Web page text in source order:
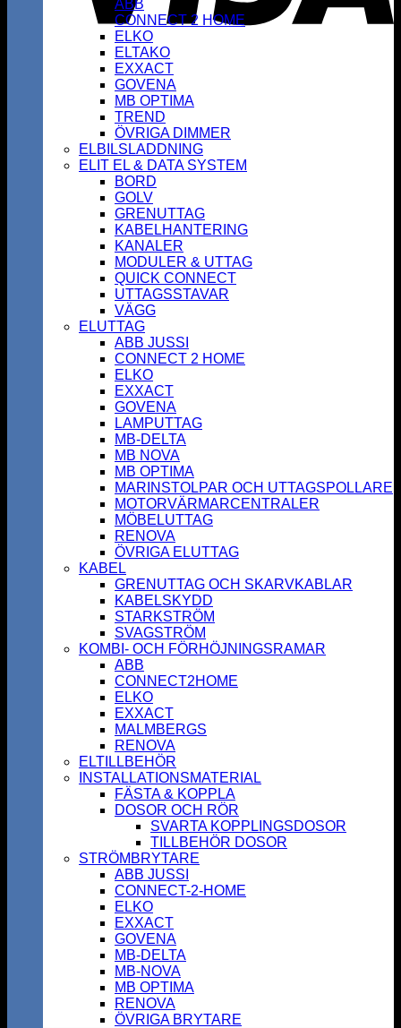
ABB
CONNECT 2 HOME
ELKO
ELTAKO
EXXACT
GOVENA
MB OPTIMA
TREND
ÖVRIGA DIMMER
ELBILSLADDNING
ELIT EL & DATA SYSTEM
BORD
GOLV
GRENUTTAG
KABELHANTERING
KANALER
MODULER & UTTAG
QUICK CONNECT
UTTAGSSTAVAR
VÄGG
ELUTTAG
ABB JUSSI
CONNECT 2 HOME
ELKO
EXXACT
GOVENA
LAMPUTTAG
MB-DELTA
MB NOVA
MB OPTIMA
MARINSTOLPAR OCH UTTAGSPOLLARE
MOTORVÄRMARCENTRALER
MÖBELUTTAG
RENOVA
ÖVRIGA ELUTTAG
KABEL
GRENUTTAG OCH SKARVKABLAR
KABELSKYDD
STARKSTRÖM
SVAGSTRÖM
KOMBI- OCH FÖRHÖJNINGSRAMAR
ABB
CONNECT2HOME
ELKO
EXXACT
MALMBERGS
RENOVA
ELTILLBEHÖR
INSTALLATIONSMATERIAL
FÄSTA & KOPPLA
DOSOR OCH RÖR
SVARTA KOPPLINGSDOSOR
TILLBEHÖR DOSOR
STRÖMBRYTARE
ABB JUSSI
CONNECT-2-HOME
ELKO
EXXACT
GOVENA
MB-DELTA
MB-NOVA
MB OPTIMA
RENOVA
ÖVRIGA BRYTARE